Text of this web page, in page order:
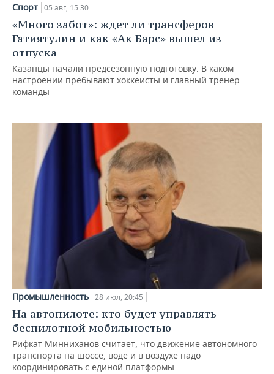
Спорт 05 авг, 15:30
«Много забот»: ждет ли трансферов
Гатиятулин и как «Ак Барс» вышел из
отпуска
Казанцы начали предсезонную подготовку. В каком
настроении пребывают хоккеисты и главный тренер
команды
Промышленность 28 июл, 20:45
На автопилоте: кто будет управлять
беспилотной мобильностью
Рифкат Минниханов считает, что движение автономного
транспорта на шоссе, воде и в воздухе надо
координировать с единой платформы